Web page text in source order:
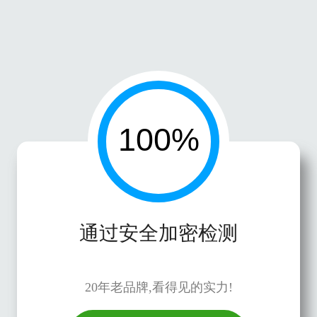
通过安全加密检测
20年老品牌,看得见的实力!